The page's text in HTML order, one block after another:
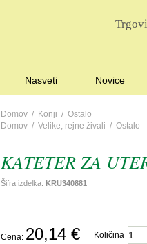
Nasveti Novice
Domov / Konji / Ostalo
Domov / Velike, rejne živali / Ostalo
KATETER ZA
Šifra izdelka: KRU340881
Cena: 20,14 € Količina